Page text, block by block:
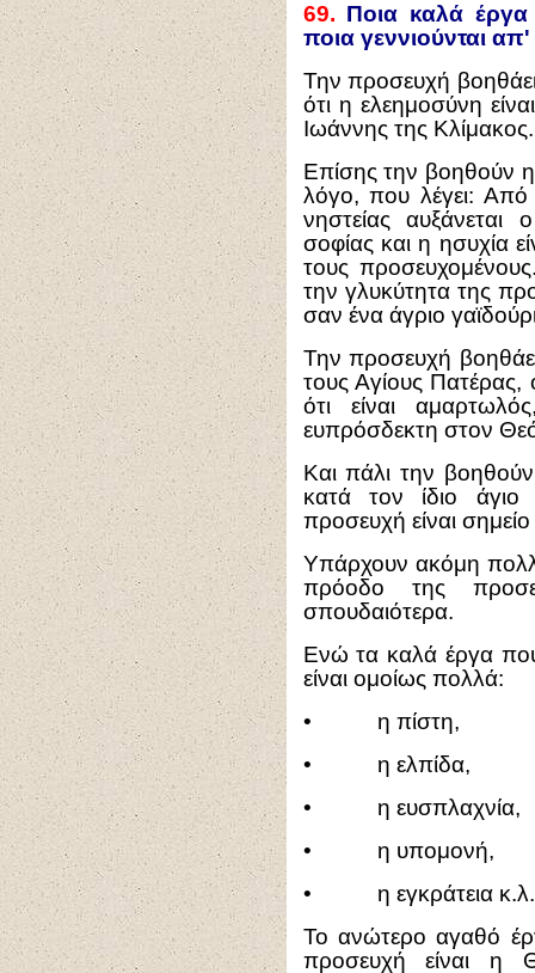
69. Ποια καλά
ποια γεννιούνται
Την προσευχή
ότι η ελεημοσύνη
Ιωάννης της
Επίσης την βοηθούν η
λόγο, που λέγει:
νηστείας
σοφίας και η ησυχία
τους
την γλυκύτητα της
σαν ένα άγριο
Την προσευχή
τους Αγίους Πατέρας,
ότι είναι
ευπρόσδεκτη στον
Και πάλι την
κατά τον ίδιο
προσευχή είναι
Υπάρχουν ακόμη
πρόοδο της
σπουδαιότερα.
Ενώ τα καλά έργα
είναι ομοίως πολλά:
• η πίστη,
• η ελπίδα,
• η ευσπλαχνία,
• η υπομονή,
• η εγκράτεια
Το ανώτερο αγαθό
προσευχή είναι η